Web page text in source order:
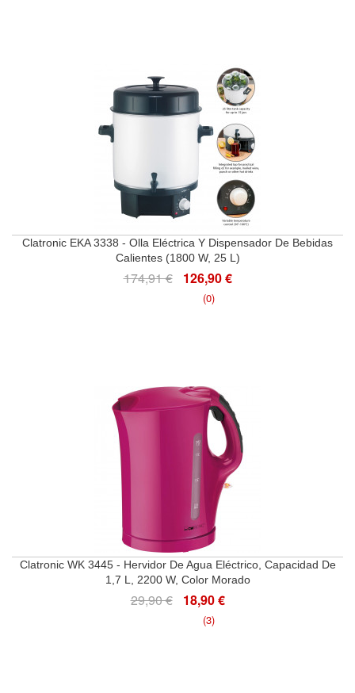
Clatronic EKA 3338 - Olla Eléctrica Y Dispensador De Bebidas
Calientes (1800 W, 25 L)
174,91 € 126,90 €
(0)
Clatronic WK 3445 - Hervidor De Agua Eléctrico, Capacidad De
1,7 L, 2200 W, Color Morado
29,90 € 18,90 €
(3)